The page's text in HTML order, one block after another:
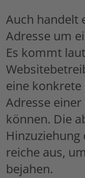
Auch handelt
Adresse um
Es kommt
eine konkrete
Adresse
können. Die
reiche aus,
bejahen.